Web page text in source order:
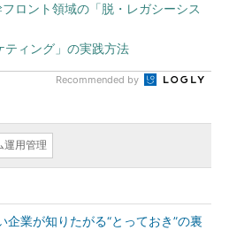
ロント領域の「脱・レガシーシス
ティング」の実践方法
Recommended by
運用管理
業が知りたがる“とっておき”の裏